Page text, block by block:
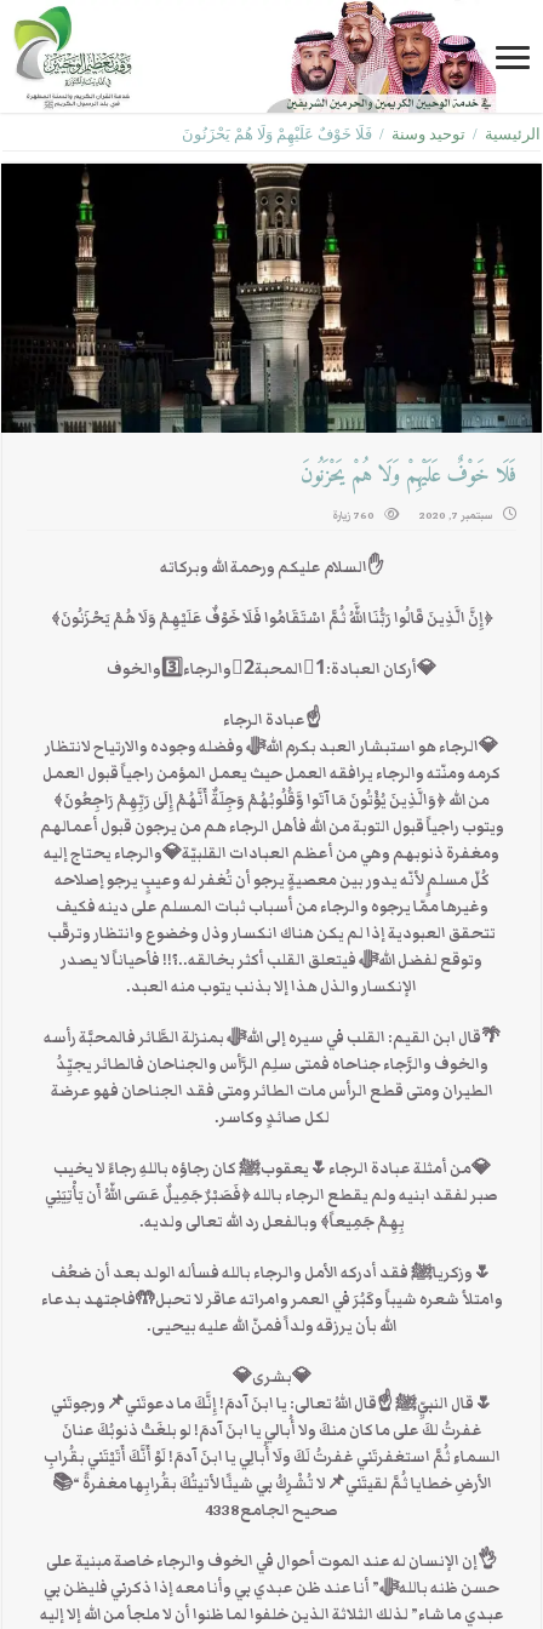
الرئيسية / توحيد وسنة / فَلَا خَوْفٌ عَلَيْهِمْ وَلَا هُمْ يَحْزَنُونَ
فَلَا خَوْفٌ عَلَيْهِمْ وَلَا هُمْ يَحْزَنُونَ
سبتمبر 7, 2020 760 زيارة
✋السلام عليكم ورحمة الله وبركاته
﴿إِنَّ الَّذِينَ قَالُوا رَبُّنَا اللَّهُ ثُمَّ اسْتَقَامُوا فَلَا خَوْفٌ عَلَيْهِمْ وَلَا هُمْ يَحْزَنُونَ﴾
💎أركان العبادة:1⃣المحبة2⃣والرجاء3️⃣والخوف
☝عبادة الرجاء
💎الرجاء هو استبشار العبد بكرم اللهﷻ وفضله وجوده والارتياح لانتظار
كرمه ومنّته والرجاء يرافقه العمل حيث يعمل المؤمن راجياً قبول العمل
من الله ﴿وَالَّذِينَ يُؤْتُونَ مَا آتَوا وَّقُلُوبُهُمْ وَجِلَةٌ أَنَّهُمْ إِلَىٰ رَبِّهِمْ رَاجِعُونَ﴾
ويتوب راجياً قبول التوبة من الله فأهل الرجاء هم من يرجون قبول أعمالهم
ومغفرة ذنوبهم وهي من أعظم العبادات القلبيّة💎والرجاء يحتاج إليه
كُلّ مسلمٍ لأنّه يدور بين معصيةٍ يرجو أن تُغفر له وعيبٍ يرجو إصلاحه
وغيرها ممّا يرجوه والرجاء من أسباب ثبات المسلم على دينه فكيف
تتحقق العبودية إذا لم يكن هناك انكسار وذل وخضوع وانتظار وترقّب
وتوقع لفضل اللهﷻ فيتعلق القلب أكثر بخالقه..؟!! فأحياناً لا يصدر
الإنكسار والذل هذا إلا بذنب يتوب منه العبد.
🌴قال ابن القيم: القلب في سيره إلى اللهﷻ بمنزلة الطَّائر فالمحبَّة رأسه
والخوف والرَّجاء جناحاه فمتى سلِم الرَّأس والجناحان فالطائر يجيِّدُ
الطيران ومتى قطع الرأس مات الطائر ومتى فقد الجناحان فهو عرضة
لكل صائدٍ وكاسر.
💎من أمثلة عبادة الرجاء🌷يعقوبﷺ كان رجاؤه باللهِ رجاءً لا يخيب
صبر لفقد ابنيه ولم يقطع الرجاء بالله ﴿فَصَبْرٌ جَمِيلٌ عَسَى اللّهُ أَن يَأْتِيَنِي
بِهِمْ جَمِيعاً﴾ وبالفعل رد الله تعالى ولديه.
🌷وزكرياﷺ فقد أدركه الأمل والرجاء بالله فسأله الولد بعد أن ضعُف
وامتلأ شعره شيباً وكَبُرَ في العمر وامراته عاقر لا تحبل🤲فاجتهد بدعاء
الله بأن يرزقه ولداً فمنّ الله عليه بيحيى.
💎بشرى💎
🌷قال النبيِّﷺ ☝قال اللهُ تعالى: يا ابنَ آدمَ! إِنَّكَ ما دعوتَني📌ورجوتَني
غفرتُ لكَ على ما كان منكَ ولا أُبالي يا ابنَ آدمَ! لو بلغَتْ ذنوبُكَ عنانَ
السماءِ ثُمَّ استغفرتَني غفرتُ لَكَ ولَا أُبالِي يا ابنَ آدمَ! لَوْ أَنَّكَ أَتَيْتَني بقُرابِ
الأرضِ خطايا ثُمَّ لقيتَني📌لا تُشْرِكُ بي شيئًا لأتيتُكَ بقُرابِها مغفرةً “📚
صحيح الجامع4338
👌إن الإنسان له عند الموت أحوال في الخوف والرجاء خاصة مبنية على
حسن ظنه باللهﷻ” أنا عند ظن عبدي بي وأنا معه إذا ذكرني فليظن بي
عبدي ما شاء” لذلك الثلاثة الذين خلفوا لما ظنوا أن لا ملجأ من الله إلا إليه